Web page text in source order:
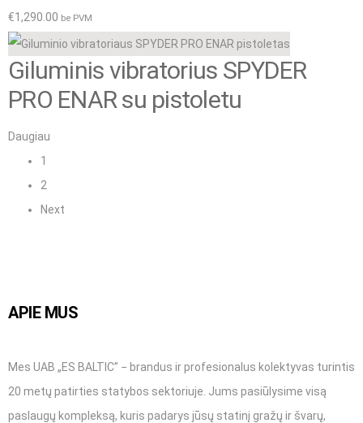
be
chosen
on
has
multiple
variants.
€1,290.00 be PVM
Giluminis vibratorius SPYDER
PRO ENAR su pistoletu
Daugiau
1
2
Next
APIE MUS
Mes UAB „ES BALTIC” − brandus ir profesionalus kolektyvas turintis
20 metų patirties statybos sektoriuje. Jums pasiūlysime visą
paslaugų kompleksą, kuris padarys jūsų statinį gražų ir švarų,